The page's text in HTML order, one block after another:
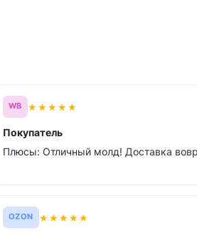
WB ★★★★★
Покупатель
Плюсы: Отличный молд! Доставка
OZON ★★★★★